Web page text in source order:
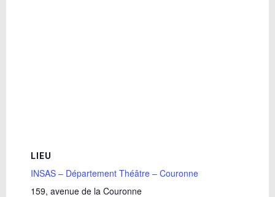
LIEU
INSAS – Département Théâtre – Couronne
159, avenue de la Couronne